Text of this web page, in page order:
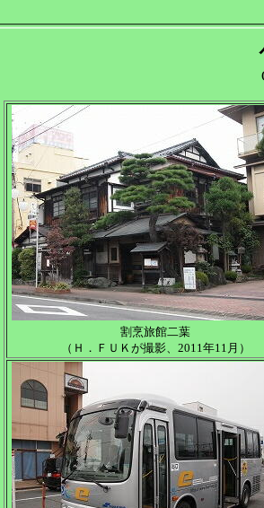
割烹旅館二葉
（Ｈ．ＦＵＫが撮影、2011年11月）